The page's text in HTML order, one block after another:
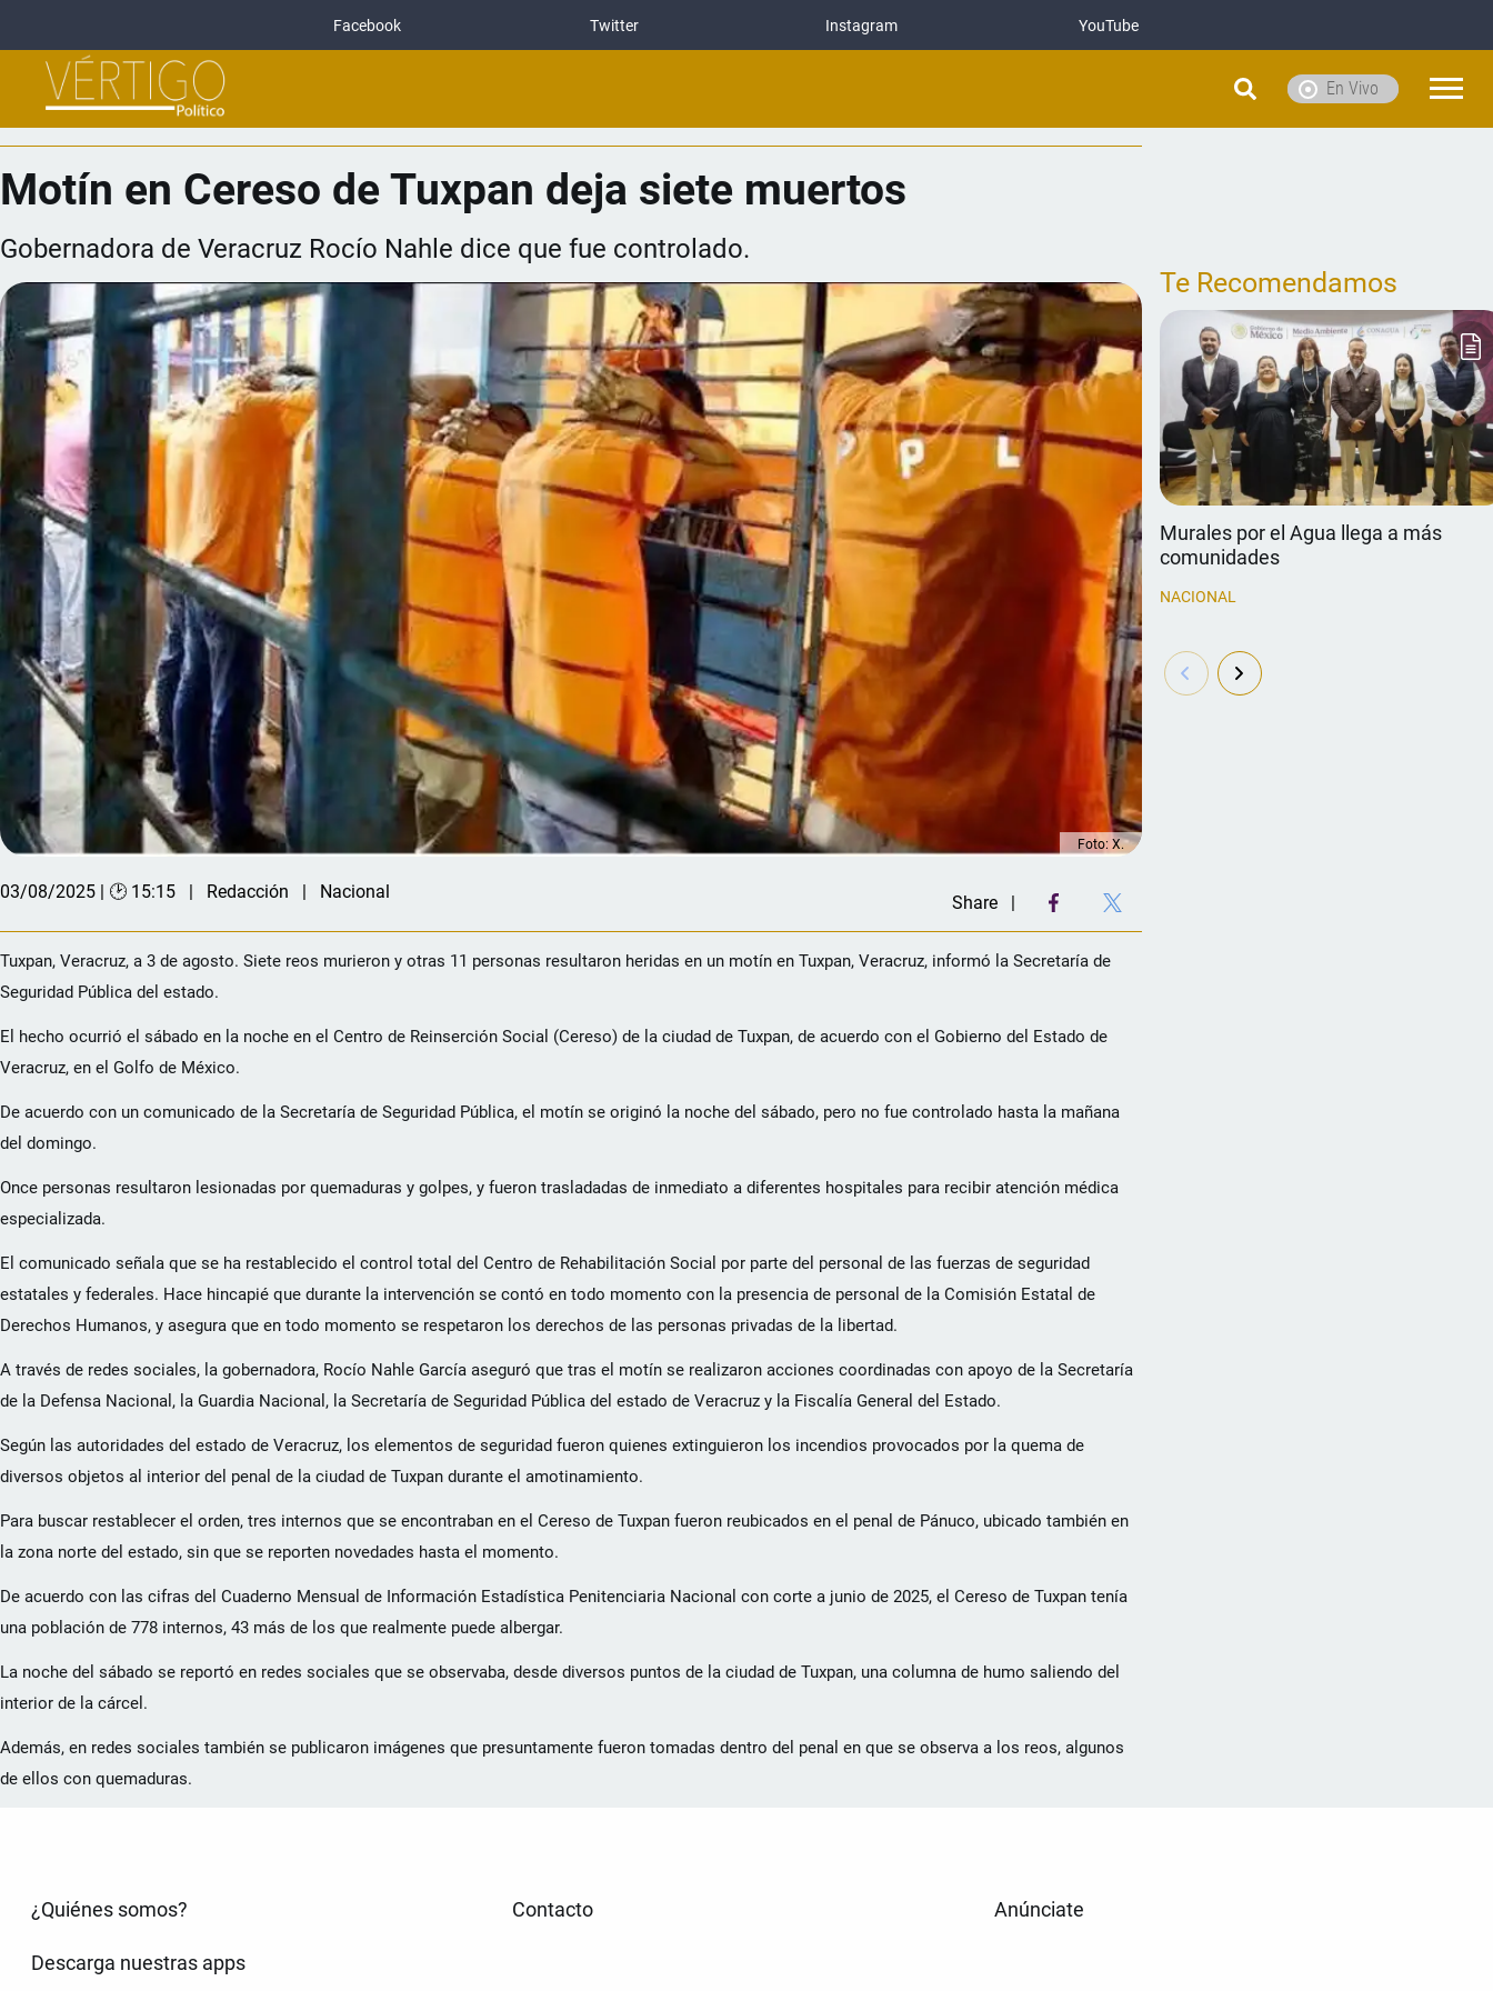
Facebook Twitter Instagram YouTube
En Vivo
Motín en Cereso de Tuxpan deja siete muertos
Gobernadora de Veracruz Rocío Nahle dice que fue controlado.
Foto: X.
03/08/2025 | 🕑 15:15 Redacción Nacional
Share
Tuxpan, Veracruz, a 3 de agosto. Siete reos murieron y otras 11 personas resultaron heridas en un motín en Tuxpan, Veracruz, informó la Secretaría de
Seguridad Pública del estado.
El hecho ocurrió el sábado en la noche en el Centro de Reinserción Social (Cereso) de la ciudad de Tuxpan, de acuerdo con el Gobierno del Estado de
Veracruz, en el Golfo de México.
De acuerdo con un comunicado de la Secretaría de Seguridad Pública, el motín se originó la noche del sábado, pero no fue controlado hasta la mañana
del domingo.
Once personas resultaron lesionadas por quemaduras y golpes, y fueron trasladadas de inmediato a diferentes hospitales para recibir atención médica
especializada.
El comunicado señala que se ha restablecido el control total del Centro de Rehabilitación Social por parte del personal de las fuerzas de seguridad
estatales y federales. Hace hincapié que durante la intervención se contó en todo momento con la presencia de personal de la Comisión Estatal de
Derechos Humanos, y asegura que en todo momento se respetaron los derechos de las personas privadas de la libertad.
A través de redes sociales, la gobernadora, Rocío Nahle García aseguró que tras el motín se realizaron acciones coordinadas con apoyo de la Secretaría
de la Defensa Nacional, la Guardia Nacional, la Secretaría de Seguridad Pública del estado de Veracruz y la Fiscalía General del Estado.
Según las autoridades del estado de Veracruz, los elementos de seguridad fueron quienes extinguieron los incendios provocados por la quema de
diversos objetos al interior del penal de la ciudad de Tuxpan durante el amotinamiento.
Para buscar restablecer el orden, tres internos que se encontraban en el Cereso de Tuxpan fueron reubicados en el penal de Pánuco, ubicado también en
la zona norte del estado, sin que se reporten novedades hasta el momento.
De acuerdo con las cifras del Cuaderno Mensual de Información Estadística Penitenciaria Nacional con corte a junio de 2025, el Cereso de Tuxpan tenía
una población de 778 internos, 43 más de los que realmente puede albergar.
La noche del sábado se reportó en redes sociales que se observaba, desde diversos puntos de la ciudad de Tuxpan, una columna de humo saliendo del
interior de la cárcel.
Además, en redes sociales también se publicaron imágenes que presuntamente fueron tomadas dentro del penal en que se observa a los reos, algunos
de ellos con quemaduras.
Te Recomendamos
Murales por el Agua llega a más
comunidades
NACIONAL
¿Quiénes somos? Contacto Anúnciate
Descarga nuestras apps